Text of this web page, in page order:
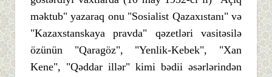
məktub" yazaraq onu "Sosialist Qazaxıstanı" və
"Kazaxstanskaya pravda" qəzetləri vasitəsilə
özünün "Qaragöz", "Yenlik-Kebek", "Xan
Kene", "Qəddar illər" kimi bədii əsərlərindən